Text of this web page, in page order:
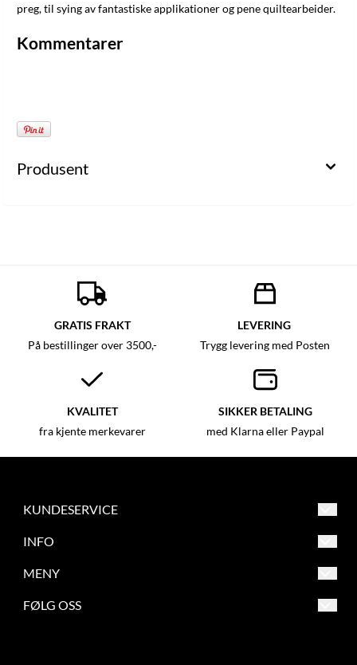
preg, til sying av fantastiske applikationer og pene quiltearbeider.
Kommentarer
Produsent
GRATIS FRAKT
På bestillinger over 3500,-
LEVERING
Trygg levering med Posten
KVALITET
fra kjente merkevarer
SIKKER BETALING
med Klarna eller Paypal
KUNDESERVICE
INFO
MENY
FØLG OSS